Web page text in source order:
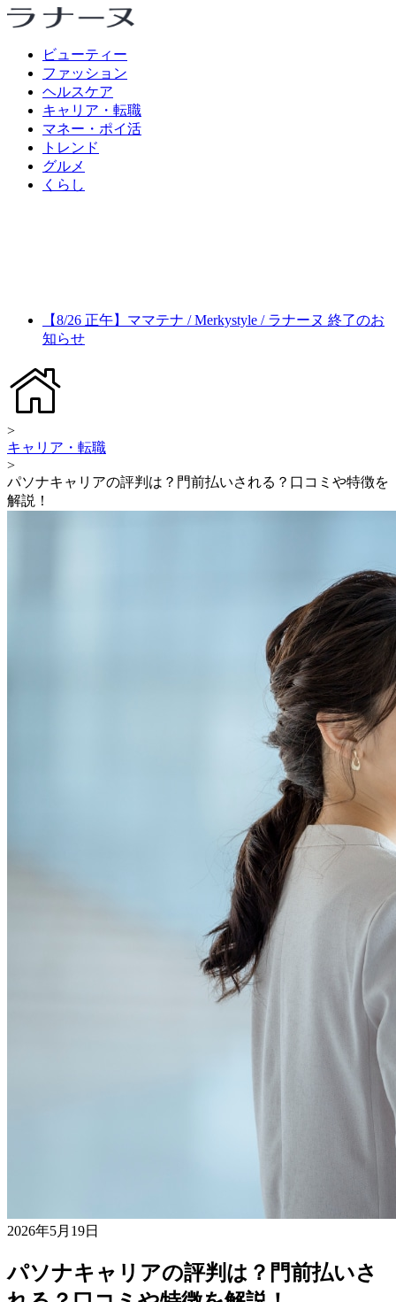
ビューティー
ファッション
ヘルスケア
キャリア・転職
マネー・ポイ活
トレンド
グルメ
くらし
【8/26 正午】ママテナ / Merkystyle / ラナーヌ 終了のお
知らせ
>
キャリア・転職
>
パソナキャリアの評判は？門前払いされる？口コミや特徴を
解説！
2026年5月19日
パソナキャリアの評判は？門前払いさ